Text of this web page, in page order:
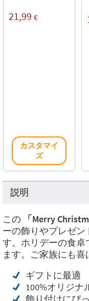
21,99 €
カスタマイ
ズ
説明
この 「Merry
ーの飾りやプレゼ
す。ホリデーの食
ます。ご家族にも喜
ギフトに最適
100%オリジナ
飾り付けにぴ